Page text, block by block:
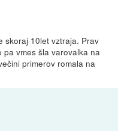
skoraj 10let vztraja. Prav
pa vmes šla varovalka na
primerov romala na